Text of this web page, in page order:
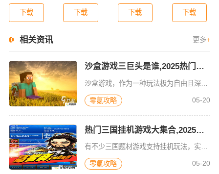
下载 下载 下载 下载
相关资讯 更多+
沙盒游戏三巨头是谁,2025热门沙盒手游推荐
零氪攻略 05-20
热门三国挂机游戏大集合,2025盘点好玩之作
有不少三国题材游戏支持挂机玩法，实际玩起来趣味性十足。热门三国挂机游戏合集中，玩家能在其中全神贯注战斗，挂机时还可自动获取经验值或资源。游戏围绕三国历史事件展开，玩家可招募诸多三国名将，组建强力阵容。
零氪攻略 05-20